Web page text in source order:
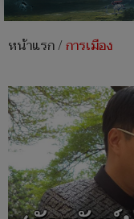
หน้าแรก/การเมือง